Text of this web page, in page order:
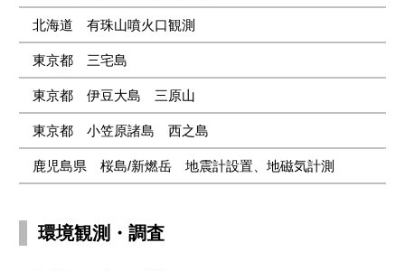
北海道 有珠山噴火口観測
東京都 三宅島
東京都 伊豆大島 三原山
東京都 小笠原諸島 西之島
鹿児島県 桜島/新燃岳 地震計設置、地磁気計測
環境観測・調査